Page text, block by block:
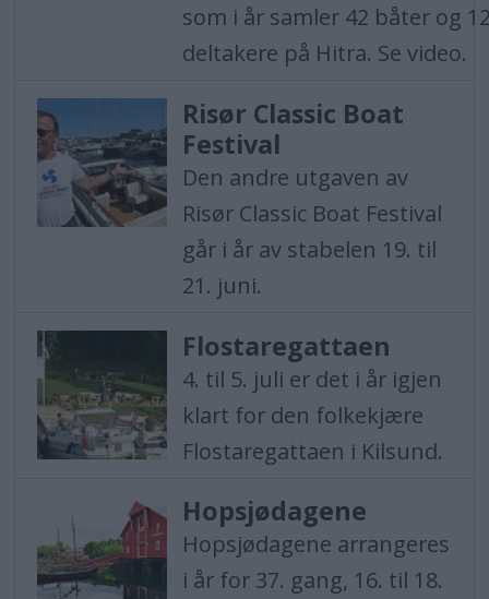
som i år samler 42 båter og
deltakere på Hitra. Se video.
Risør Classic Boat
Festival
Den andre utgaven av
Risør Classic Boat Festival
går i år av stabelen 19. til
21. juni.
Flostaregattaen
4. til 5. juli er det i år igjen
klart for den folkekjære
Flostaregattaen i Kilsund.
Hopsjødagene
Hopsjødagene arrangeres
i år for 37. gang, 16. til 18.